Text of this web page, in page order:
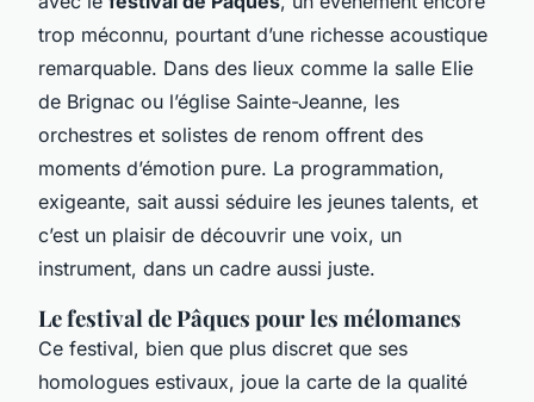
trop méconnu, pourtant d’une richesse acoustique
remarquable. Dans des lieux comme la salle Elie
de Brignac ou l’église Sainte-Jeanne, les
orchestres et solistes de renom offrent des
moments d’émotion pure. La programmation,
exigeante, sait aussi séduire les jeunes talents, et
c’est un plaisir de découvrir une voix, un
instrument, dans un cadre aussi juste.
Le festival de Pâques pour les mélomanes
Ce festival, bien que plus discret que ses
homologues estivaux, joue la carte de la qualité